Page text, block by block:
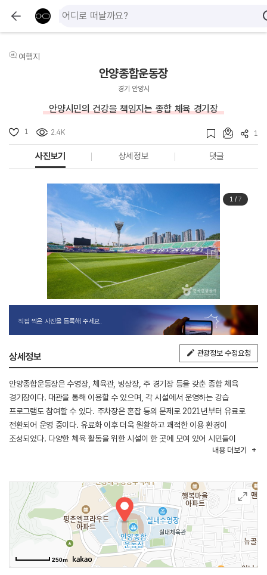
여행지
안양종합운동장
경기 안양시
안양시민의 건강을 책임지는 종합 체육 경기장
1 2.4K 1
사진보기 상세정보 댓글
1/ 7
직접 찍은 사진을 등록해 주세요.
상세정보 관광정보 수정요청
안양종합운동장은 수영장, 체육관, 빙상장, 주 경기장 등을 갖춘 종합 체육
경기장이다. 대관을 통해 이용할 수 있으며, 각 시설에서 운영하는 강습
프로그램도 참여할 수 있다. 주차장은 혼잡 등의 문제로 2021년부터 유료로
전환되어 운영 중이다. 유료화 이후 더욱 원활하고 쾌적한 이용 환경이
조성되었다. 다양한 체육 활동을 위한 시설이 한 곳에 모여 있어 시민들이
내용 더보기
250m